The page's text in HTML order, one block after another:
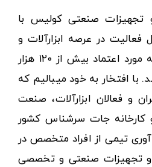
و تجهیزات صنعتی کولیس با
نزدیک به ۱۰ سال فعالیت در عرصه ابزارآلات و
کالاهای صنعتی توانسته مورد اعتماد بیش از ۱۲۰ هزار
با افتخار به خود میبالیم که
و فعالان ابزارآلات، صنعت
جات سرشناس کشور
تیمی از افراد متخصص در
و تجهیزات صنعتی و تخصصی